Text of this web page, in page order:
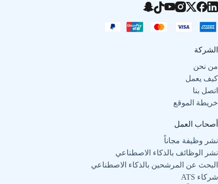
الشركة
من نحن
كيف يعمل
اتصل بنا
خريطة الموقع
أصحاب العمل
نشر وظيفة مجاناً
نشر الوظائف بالذكاء الاصطناعي
البحث عن المرشحين بالذكاء الاصطناعي
شركاء ATS